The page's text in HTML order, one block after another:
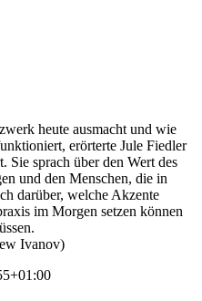
heute ausmacht und wie
erörterte Jule Fiedler
Sie sprach über den Wert des
und den Menschen, die in
darüber, welche Akzente
im Morgen setzen können
Ivanov)